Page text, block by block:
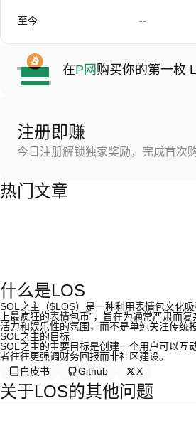
至今 --
在P网 购买你的第一枚
注册即赚
今日注册解锁独家奖励，完成首次
热门文章
什么是LOS
SOL之主（$LOS）是一种利用表情包文化
上最疯狂的表情包币”，旨在为通常严肃而
活力和娱乐性的氛围，而不是单纯关注传统
SOL之主的目标
SOL之主的主要目标是创建一个用户可以互
者往往更强调财务回报而非社区建设。
白皮书
Github X
关于LOS的其他问题